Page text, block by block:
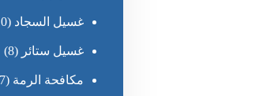
غسيل السجاد (10)
غسيل ستائر (8)
مكافحة الرمة (7)